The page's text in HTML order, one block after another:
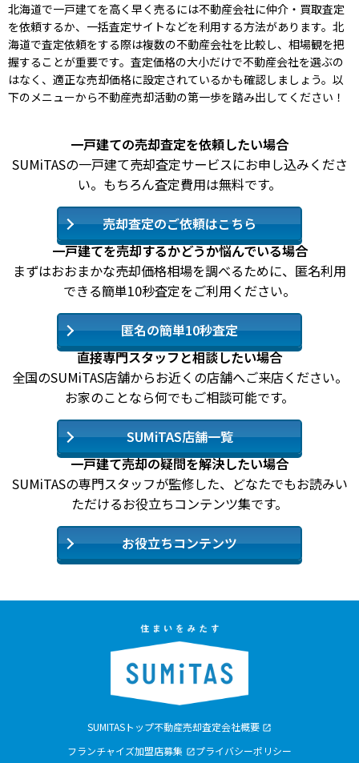
北海道で一戸建てを高く早く売るには不動産会社に仲介・買取査定
を依頼するか、一括査定サイトなどを利用する方法があります。北
海道で査定依頼をする際は複数の不動産会社を比較し、相場観を把
握することが重要です。査定価格の大小だけで不動産会社を選ぶの
はなく、適正な売却価格に設定されているかも確認しましょう。以
下のメニューから不動産売却活動の第一歩を踏み出してください！
一戸建ての売却査定を依頼したい場合
SUMiTASの一戸建て売却査定サービスにお申し込みくださ
い。もちろん査定費用は無料です。
売却査定のご依頼はこちら
一戸建てを売却するかどうか悩んでいる場合
まずはおおまかな売却価格相場を調べるために、匿名利用
できる簡単10秒査定をご利用ください。
匿名の簡単10秒査定
直接専門スタッフと相談したい場合
全国のSUMiTAS店舗からお近くの店舗へご来店ください。
お家のことなら何でもご相談可能です。
SUMiTAS店舗一覧
一戸建て売却の疑問を解決したい場合
SUMiTASの専門スタッフが監修した、どなたでもお読みい
ただけるお役立ちコンテンツ集です。
お役立ちコンテンツ
SUMITASトップ不動産売却査定会社概要
フランチャイズ加盟店募集
プライバシーポリシー